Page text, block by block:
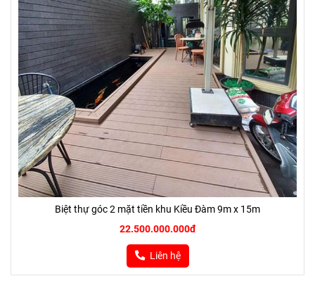
Biệt thự góc 2 mặt tiền khu Kiều Đàm 9m x 15m
22.500.000.000đ
Liên hệ